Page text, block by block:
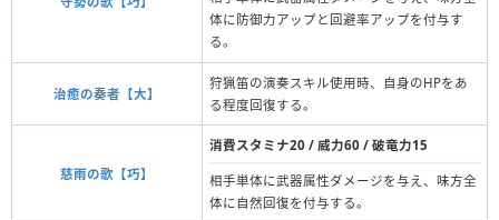
体に防御力アップと回避率アップを付与す
る。
治癒の奏者【大】
狩猟笛の演奏スキル使用時、自身のHPをあ
る程度回復する。
慈雨の歌【巧】
消費スタミナ20 / 威力60 / 破竜力15
相手単体に武器属性ダメージを与え、味方全
体に自然回復を付与する。